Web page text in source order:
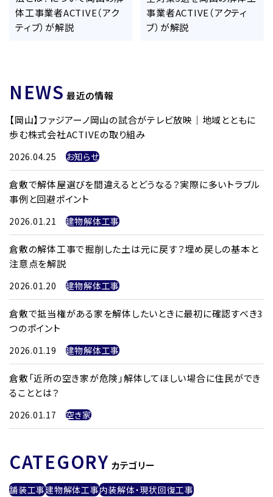
体工事業者ACTIVE（アク
ティブ）が解説
事業者ACTIVE（アクティ
ブ）が解説
NEWS 最近の情報
【岡山】ファジアーノ岡山の試合がテレビ放映｜地域とともに
歩む株式会社ACTIVEの取り組み
2026.04.25 お知らせ
倉敷で解体屋選びを間違えるとどうなる？実際に多いトラブル
事例と回避ポイント
2026.01.21 建物解体工事
倉敷の解体工事で掘削した土は元に戻す？埋め戻しの基本と
注意点を解説
2026.01.20 建物解体工事
倉敷で抵当権がある家を解体したいときに最初に確認すべき3
つのポイント
2026.01.19 建物解体工事
倉敷「近所の空き家が危険」解体してほしい場合に住民ができ
ることとは？
2026.01.17 空き家
CATEGORY カテゴリー
舗装工事建物解体工事内装解体・現状回復工事